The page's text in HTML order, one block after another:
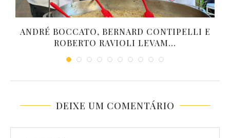
ANDRÉ BOCCATO, BERNARD CONTIPELLI E
ROBERTO RAVIOLI LEVAM...
DEIXE UM COMENTÁRIO